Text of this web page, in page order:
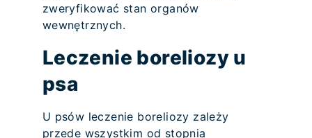
zweryfikować stan organów
wewnętrznych.
Leczenie boreliozy u
psa
U psów leczenie boreliozy zależy
przede wszystkim od stopnia